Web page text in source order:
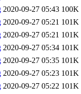
2020-09-27 05:43 100K
2020-09-27 05:21 101K
2020-09-27 05:21 101K
2020-09-27 05:34 101K
2020-09-27 05:35 101K
2020-09-27 05:23 101K
2020-09-27 05:22 101K